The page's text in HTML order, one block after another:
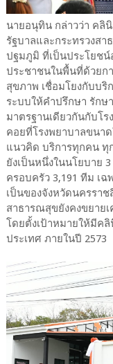
นายอนุทิน กล่าวว่า คลิ
รัฐบาลและกระทรวงส
ปฐมภูมิ ที่เป็นประโยชน์
ประชาชนในพื้นที่ด้วยก
สุขภาพ เชื่อมโยงกับบ
ระบบให้คำปรึกษา รัก
มาตรฐานเดียวกันกับโ
คอยที่โรงพยาบาลขนา
แนวคิด บริการทุกคน ทุ
ยังเป็นหนึ่งในนโยบาย
ครอบครัว 3,191 ทีม เ
เป็นของจังหวัดนครรา
สาธารณสุขยังคงขยาย
โดยตั้งเป้าหมายให้มีค
ประเทศ ภายในปี 2573